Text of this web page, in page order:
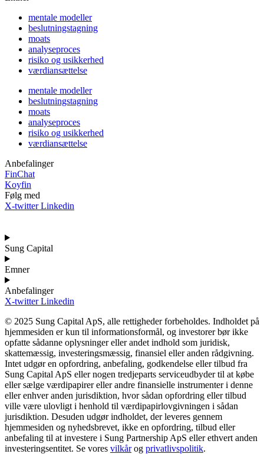
mentale modeller
beslutningstagning
moats
analyseproces
risiko og usikkerhed
værdiansættelse
mentale modeller
beslutningstagning
moats
analyseproces
risiko og usikkerhed
værdiansættelse
Anbefalinger
FinChat
Koyfin
Følg med
X-twitter Linkedin
Sung Capital
Emner
Anbefalinger
X-twitter Linkedin
© 2025 Sung Capital ApS, alle rettigheder forbeholdes. Indholdet på
hjemmesiden er kun til informationsformål, og investorer bør ikke
opfatte sådanne oplysninger eller andet indhold som juridisk,
skattemæssig, investeringsmæssig, finansiel eller anden rådgivning.
Intet udgør en opfordring, anbefaling, godkendelse eller tilbud fra
Sung Capital ApS eller nogen tredjeparts serviceudbyder til at købe
eller sælge værdipapirer eller andre finansielle instrumenter i denne
eller enhver anden jurisdiktion, hvor sådan opfordring eller tilbud
ville være ulovligt i henhold til værdipapirlovgivningen i sådan
jurisdiktion. Desuden udgør indholdet, der leveres gennem
hjemmesiden og nyhedsbrevet, ikke en opfordring, tilbud eller
anbefaling til at investere i Sung Partnership ApS eller ethvert anden
investeringsentitet. Se vores vilkårog privatlivspolitik.